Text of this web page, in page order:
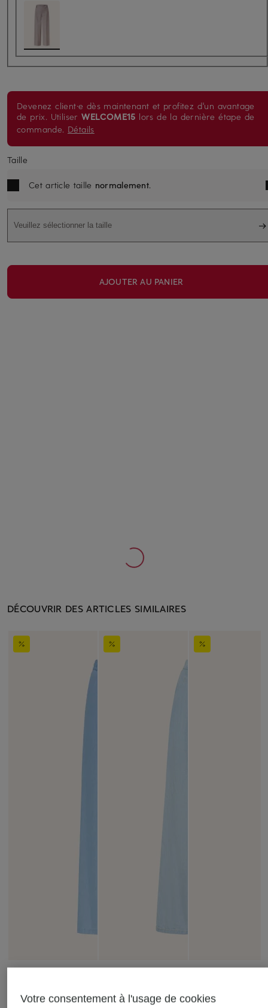
Devenez client·e dès maintenant et profitez d'un avantage
de prix. UtiliserWELCOME15 lors de la dernière étape de
commande. Détails
Taille
Cet article taille normalement.
Veuillez sélectionner la taille
AJOUTER AU PANIER
DÉCOUVRIR DES ARTICLES SIMILAIRES
ELIAS RUMELIS Grace MRS & HUGS
Votre consentement à l'usage de cookies